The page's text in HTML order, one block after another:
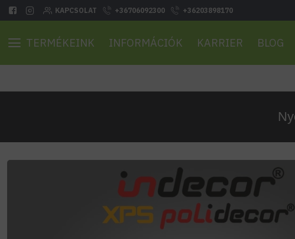
KAPCSOLAT +36706092300 +36203898170
TERMÉKEINK INFORMÁCIÓK KARRIER BLOG